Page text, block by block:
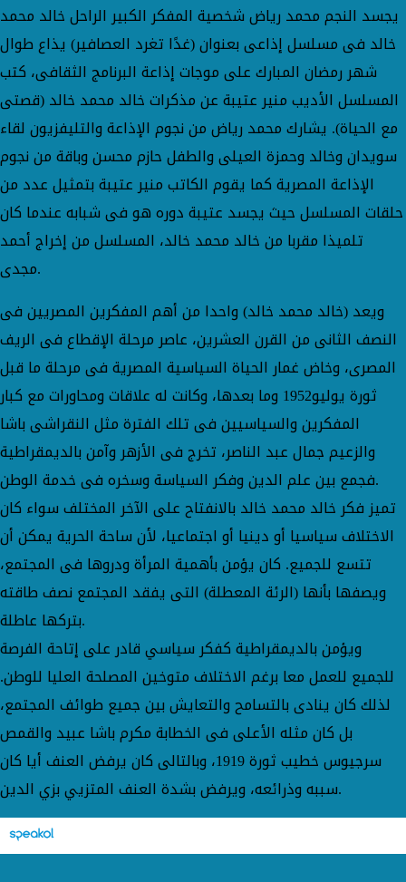
يجسد النجم محمد رياض شخصية المفكر الكبير الراحل خالد محمد
خالد فى مسلسل إذاعى بعنوان (غدًا تغرد العصافير) يذاع طوال
شهر رمضان المبارك على موجات إذاعة البرنامج الثقافى، كتب
المسلسل الأديب منير عتيبة عن مذكرات خالد محمد خالد (قصتى
مع الحياة). يشارك محمد رياض من نجوم الإذاعة والتليفزيون لقاء
سويدان وخالد وحمزة العيلى والطفل حازم محسن وباقة من نجوم
الإذاعة المصرية كما يقوم الكاتب منير عتيبة بتمثيل عدد من
حلقات المسلسل حيث يجسد عتيبة دوره هو فى شبابه عندما كان
تلميذا مقربا من خالد محمد خالد، المسلسل من إخراج أحمد
مجدى.
ويعد (خالد محمد خالد) واحدا من أهم المفكرين المصريين فى
النصف الثانى من القرن العشرين، عاصر مرحلة الإقطاع فى الريف
المصرى، وخاض غمار الحياة السياسية المصرية فى مرحلة ما قبل
ثورة يوليو1952 وما بعدها، وكانت له علاقات ومحاورات مع كبار
المفكرين والسياسيين فى تلك الفترة مثل النقراشى باشا
والزعيم جمال عبد الناصر، تخرج فى الأزهر وآمن بالديمقراطية
فجمع بين علم الدين وفكر السياسة وسخره فى خدمة الوطن.
تميز فكر خالد محمد خالد بالانفتاح على الآخر المختلف سواء كان
الاختلاف سياسيا أو دينيا أو اجتماعيا، لأن ساحة الحرية يمكن أن
تتسع للجميع. كان يؤمن بأهمية المرأة ودروها فى المجتمع،
ويصفها بأنها (الرئة المعطلة) التى يفقد المجتمع نصف طاقته
بتركها عاطلة.
ويؤمن بالديمقراطية كفكر سياسي قادر على إتاحة الفرصة
للجميع للعمل معا برغم الاختلاف متوخين المصلحة العليا للوطن.
لذلك كان ينادى بالتسامح والتعايش بين جميع طوائف المجتمع،
بل كان مثله الأعلى فى الخطابة مكرم باشا عبيد والقمص
سرجيوس خطيب ثورة 1919، وبالتالى كان يرفض العنف أيا كان
سببه وذرائعه، ويرفض بشدة العنف المتزيي بزي الدين.